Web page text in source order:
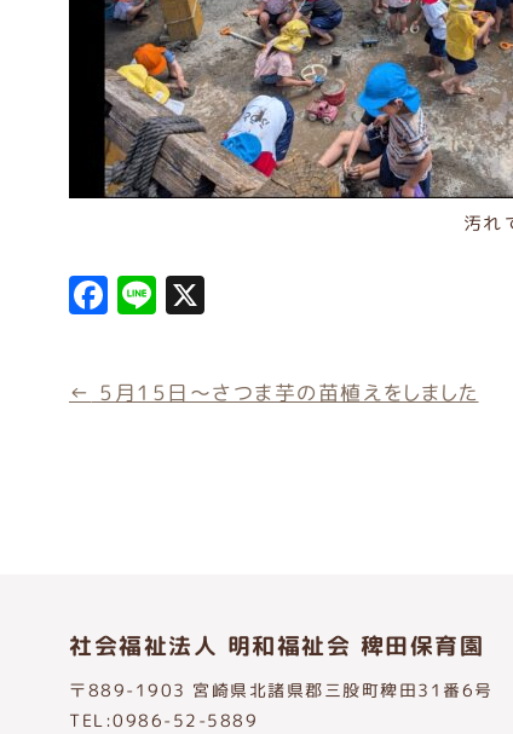
汚れ
F
c
e
Li
e
← 5月15日～さつま芋の苗植えをしました
社会福祉法人 明和福祉会 稗田保育園
〒889-1903 宮崎県北諸県郡三股町稗田31番6号
TEL:0986-52-5889